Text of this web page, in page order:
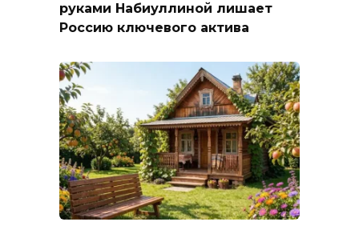
руками Набиуллиной лишает
Россию ключевого актива